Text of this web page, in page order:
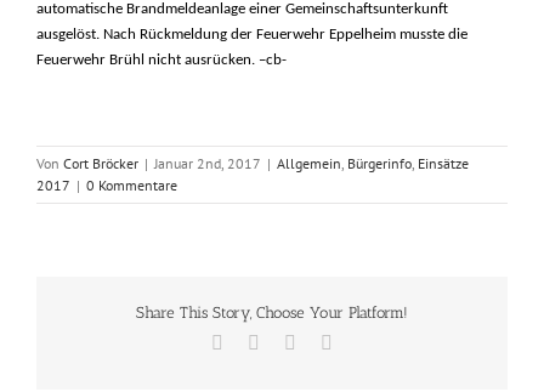
automatische Brandmeldeanlage einer Gemeinschaftsunterkunft
ausgelöst. Nach Rückmeldung der Feuerwehr Eppelheim musste die
Feuerwehr Brühl nicht ausrücken. –cb-
Von Cort Bröcker | Januar 2nd, 2017 | Allgemein, Bürgerinfo, Einsätze
2017 | 0 Kommentare
Share This Story, Choose Your Platform!
Facebook